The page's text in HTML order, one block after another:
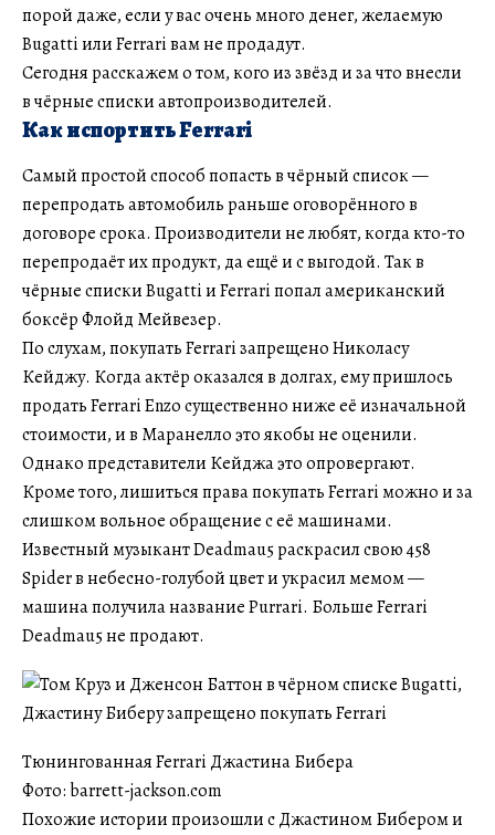
порой даже, если у вас очень много денег, желаемую
Bugatti или Ferrari вам не продадут.
Сегодня расскажем о том, кого из звёзд и за что внесли
в чёрные списки автопроизводителей.
Как испортить Ferrari
Самый простой способ попасть в чёрный список —
перепродать автомобиль раньше оговорённого в
договоре срока. Производители не любят, когда кто-то
перепродаёт их продукт, да ещё и с выгодой. Так в
чёрные списки Bugatti и Ferrari попал американский
боксёр Флойд Мейвезер.
По слухам, покупать Ferrari запрещено Николасу
Кейджу. Когда актёр оказался в долгах, ему пришлось
продать Ferrari Enzo существенно ниже её изначальной
стоимости, и в Маранелло это якобы не оценили.
Однако представители Кейджа это опровергают.
Кроме того, лишиться права покупать Ferrari можно и за
слишком вольное обращение с её машинами.
Известный музыкант Deadmau5 раскрасил свою 458
Spider в небесно-голубой цвет и украсил мемом —
машина получила название Purrari. Больше Ferrari
Deadmau5 не продают.
Тюнингованная Ferrari Джастина Бибера
Фото: barrett-jackson.com
Похожие истории произошли с Джастином Бибером и